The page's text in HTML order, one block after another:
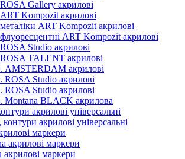
Gallery акрилові
Kompozit акрилові
ART Kompozit акрилові
ART Kompozit акрилові
Studio акрилові
TALENT акрилові
AMSTERDAM акрилові
ROSA Studio акрилові
ROSA Studio акрилові
Montana BLACK акрилова
акрилові універсальні
контури акрилові універсальні
маркери
акрилові маркери
акрилові маркери